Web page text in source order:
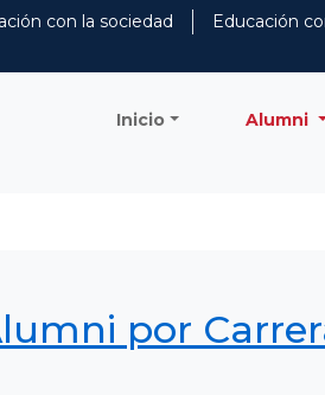
con la sociedad Educación
Inicio Alumni
por